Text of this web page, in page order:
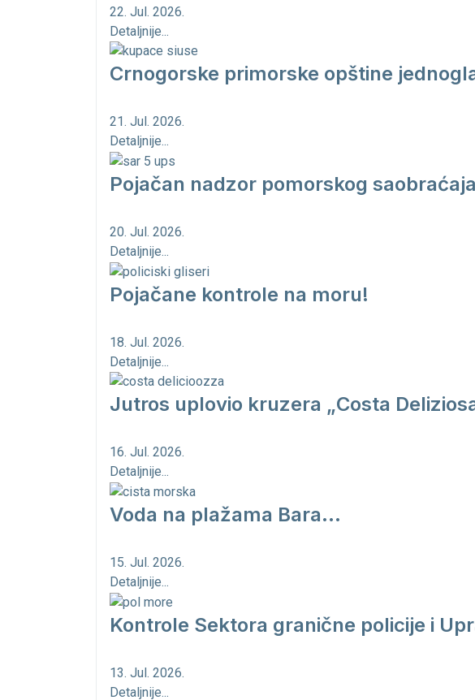
22. Jul. 2026.
Detaljnije...
Crnogorske primorske opštine
21. Jul. 2026.
Detaljnije...
Pojačan nadzor pomorskog
20. Jul. 2026.
Detaljnije...
Pojačane kontrole na moru!
18. Jul. 2026.
Detaljnije...
Jutros uplovio kruzera „Costa
16. Jul. 2026.
Detaljnije...
Voda na plažama Bara...
15. Jul. 2026.
Detaljnije...
Kontrole Sektora granične policije i
13. Jul. 2026.
Detaljnije...